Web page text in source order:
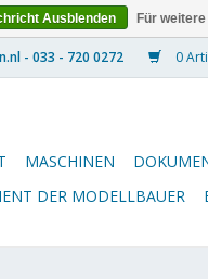
0
MASCHINEN
DER MODELLBAUER
Ausblenden Für